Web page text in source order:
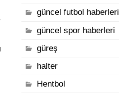
güncel futbol haberleri
güncel spor haberleri
güreş
halter
Hentbol